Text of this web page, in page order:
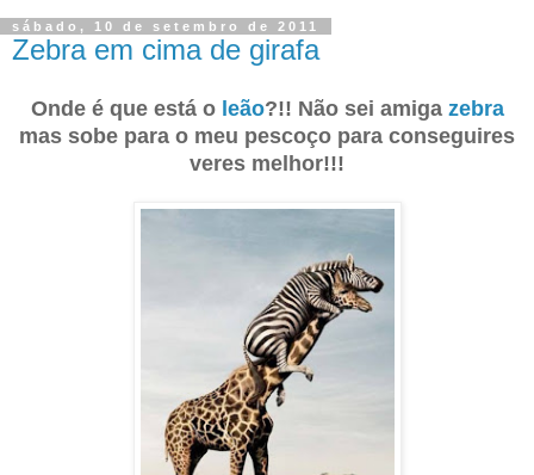
sábado, 10 de setembro de 2011
Zebra em cima de girafa
Onde é que está o leão?!! Não sei amiga zebra
mas sobe para o meu pescoço para conseguires
veres melhor!!!